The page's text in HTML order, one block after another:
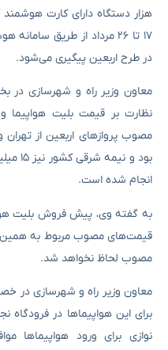
هزار دستگاه دارای کارت هوشمند
۱۷ تا ۲۶ مرداد از طریق
در طرح اربعین پیگیری می‌شود.
معاون وزیر راه و شهرسازی
نظارت بر قیمت بلیت هواپیما
بود و
انجام شده است.
به گفته وی، پیش فروش بلیت
قیمت‌های مصوب مربوط به همین
مصوب لحاظ نخواهد شد.
برای این هواپیماها در
نوازی برای ورود هواپیماها